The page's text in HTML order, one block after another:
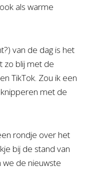
als warme
van de dag is het
zo blij met de
TikTok. Zou ik een
met de
rondje over het
bij de stand van
de nieuwste